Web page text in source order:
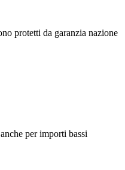
protetti da garanzia nazione
per importi bassi